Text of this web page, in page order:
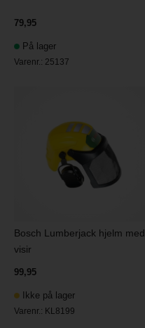
79,95
På lager
Varenr.: 25137
Bosch Lumberjack hjelm med
visir
99,95
Ikke på lager
Varenr.: KL8199